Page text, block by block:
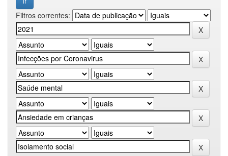
Filtros correntes: